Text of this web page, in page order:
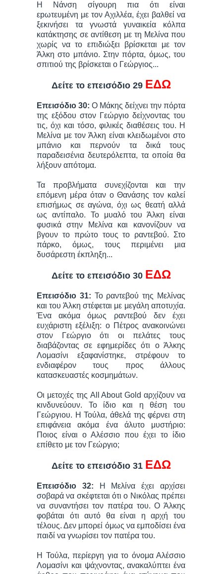
Η Νάνση σίγουρη πια ότι είναι
εpωτευμένη με τον Αχιλλέα, έχει βαλθεί να
ξεκινήσει τα γνωστά γυναικεία κόλπα
κατάκτησης σε αντίθεση με τη Μελίνα που
χωρίς να το επιδιώξει βρίσκεται με τον
Άλκη στο μπάνιο. Στην πόρτα, όμως, του
σπιτιού της βρίσκεται ο Γεώργιος...
Δείτε το επεισόδιο 29 ΕΔΩ
Επεισόδιο 30: Ο Μάκης δείχνει την πόρτα
της εξόδου στον Γεώργιο δείχνοντας του
τις, όχι και τόσο, φιλικές διαθέσεις του. Η
Μελίνα με τον Άλκη είναι κλειδωμένοι στο
μπάνιο και περνούν τα δικά τους
παραδεισένια δευτερόλεπτα, τα οποία θα
λήξουν απότομα.
Τα προβλήματα συνεχίζονται και την
επόμενη μέρα όταν ο Θανάσης τον καλεί
επισήμως σε αγώνα, όχι ως θεατή αλλά
ως αντίπαλο. Το μυαλό του Άλκη είναι
φυσικά στην Μελίνα και κανονίζουν να
βγουν το πρώτο τους το ραντεβού. Στο
πάρκο, όμως, τους περιμένει μια
δυσάρεστη έκπληξη...
Δείτε το επεισόδιο 30 ΕΔΩ
Επεισόδιο 31: Το ραντεβού της Μελίνας
και του Άλκη στέφεται με μεγάλη αποτυχία.
Ένα ακόμα όμως ραντεβού δεν έχει
ευχάριστη εξέλιξη: ο Πέτρος ανακοινώνει
στον Γεώργιο ότι οι πελάτες τους
διαβάζοντας σε εφημερίδες ότι ο Άλκης
Λομασίνι εξαφανίστηκε, στρέφουν το
ενδιαφέρον τους προς άλλους
κατασκευαστές κοσμημάτων.
Οι μετοχές της All About Gold αρχίζουν να
κινδυνεύουν. Το ίδιο και η θέση του
Γεώργιου. Η Τούλα, άθελά της φέρνει στη
επιφάνεια ακόμα ένα άλυτο μυστήριο:
Ποιος είναι ο Αλέσσιο που έχει το ίδιο
επίθετο με τον Γεώργιο;
Δείτε το επεισόδιο 31 ΕΔΩ
Επεισόδιο 32:
Η Μελίνα έχει αρχίσει
σοβαρά να σκέφτεται ότι ο Νικόλας πρέπει
να συναντήσει τον πατέρα του. Ο Άλκης
φοβάται ότι αυτό θα είναι η αρχή του
τέλους. Δεν μπορεί όμως να εμποδίσει ένα
παιδί να γνωρίσει τον πατέρα του.
Η Τούλα, περίεργη για το όνομα Αλέσσιο
Λομασίνι και ψάχνοντας, ανακαλύπτει ένα